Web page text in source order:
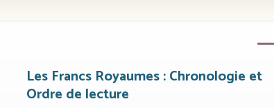
Les Francs Royaumes : Chronologie et
Ordre de lecture